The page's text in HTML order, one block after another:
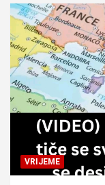
VRIJEME